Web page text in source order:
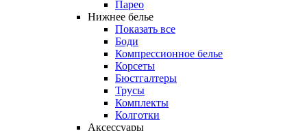
Парео
Нижнее белье
Показать все
Боди
Компрессионное белье
Корсеты
Бюстгалтеры
Трусы
Комплекты
Колготки
Аксессуары